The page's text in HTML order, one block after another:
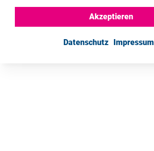
Akzeptieren
Datenschutz Impressum